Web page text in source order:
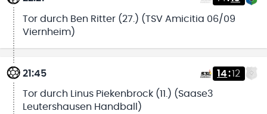
Tor durch Ben Ritter (27.) (TSV Amicitia 06/09
Viernheim)
21:45 14:12
Tor durch Linus Piekenbrock (11.) (Saase3
Leutershausen Handball)